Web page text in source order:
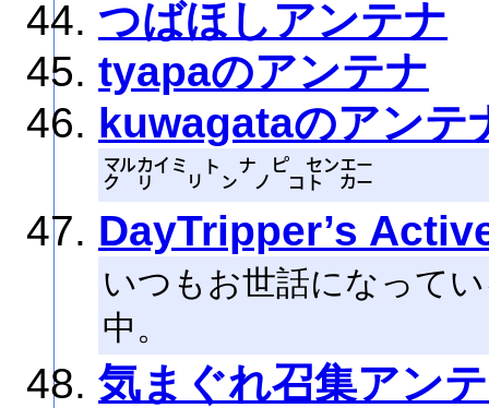
つばほしアンテナ
tyapaのアンテナ
kuwagataのアンテ
㍆㌋㍉㌧㌨㌰㌣㌈
DayTripper’s
いつもお世話になって
中。
気まぐれ召集アン